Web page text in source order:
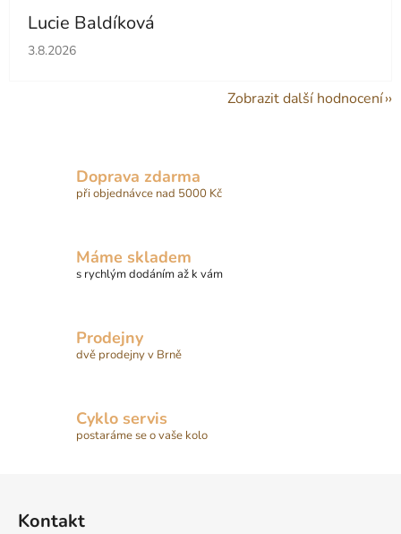
Lucie Baldíková
Hodnocení obchodu je 5 z 5 hvězdiček.
3.8.2026
Zobrazit další hodnocení
Doprava zdarma
při objednávce nad 5000 Kč
Máme skladem
s rychlým dodáním až k vám
Prodejny
dvě prodejny v Brně
Cyklo servis
postaráme se o vaše kolo
Kontakt